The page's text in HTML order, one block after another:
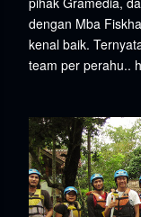
dengan Mba
kenal baik.
team per perahu..